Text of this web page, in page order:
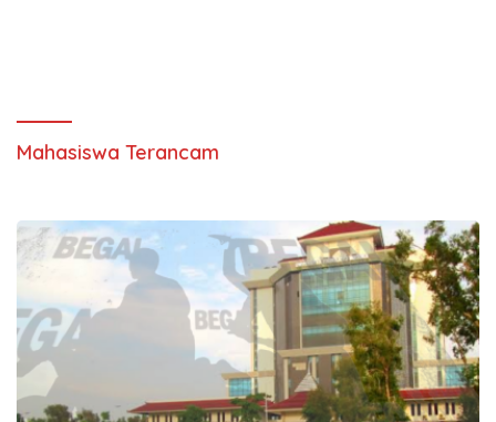
Mahasiswa Terancam